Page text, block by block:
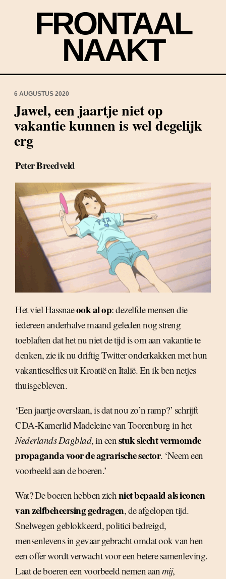
FRONTAAL
NAAKT
6 AUGUSTUS 2020
Jawel, een jaartje niet op
vakantie kunnen is wel degelijk
erg
Peter Breedveld
Het viel Hassnaeook al op: dezelfde mensen die
iedereen anderhalve maand geleden nog streng
toeblaften dat het nu niet de tijd is om aan vakantie te
denken, zie ik nu driftig Twitter onderkakken met hun
vakantieselfies uit Kroatië en Italië. En ik ben netjes
thuisgebleven.
‘Een jaartje overslaan, is dat nou zo’n ramp?’ schrijft
CDA-Kamerlid Madeleine van Toorenburg in het
Nederlands Dagblad, in eenstuk slecht vermomde
propaganda voor de agrarische sector. ‘Neem een
voorbeeld aan de boeren.’
Wat? De boeren hebben zichniet bepaald als iconen
van zelfbeheersing gedragen, de afgelopen tijd.
Snelwegen geblokkeerd, politici bedreigd,
mensenlevens in gevaar gebracht omdat ook van hen
een offer wordt verwacht voor een betere samenleving.
Laat de boeren een voorbeeld nemen aanmij,